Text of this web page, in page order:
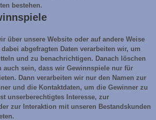
bestehen.
über unsere Website oder auf andere Weise
abgefragten Daten verarbeiten wir, um
und zu benachrichtigen. Danach löschen
auch sein, dass wir Gewinnspiele nur für
Dann verarbeiten wir nur den Namen zur
und die Kontaktdaten, um die Gewinner zu
unserberechtigtes Interesse, zur
zur Interaktion mit unseren Bestandskunden